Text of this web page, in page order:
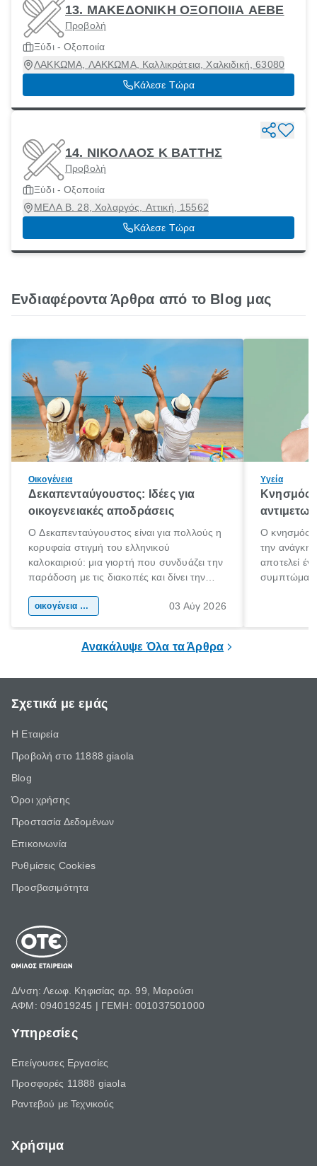
13. ΜΑΚΕΔΟΝΙΚΗ ΟΞΟΠΟΙΙΑ ΑΕΒΕ
Προβολή
Ξύδι - Οξοποιία
ΛΑΚΚΩΜΑ, ΛΑΚΚΩΜΑ, Καλλικράτεια, Χαλκιδική, 63080
Κάλεσε Τώρα
14. ΝΙΚΟΛΑΟΣ Κ ΒΑΤΤΗΣ
Προβολή
Ξύδι - Οξοποιία
ΜΕΛΑ Β. 28, Χολαργός, Αττική, 15562
Κάλεσε Τώρα
Ενδιαφέροντα Άρθρα από το Blog μας
Οικογένεια
Δεκαπενταύγουστος: Ιδέες για
οικογενειακές αποδράσεις
Ο Δεκαπενταύγουστος είναι για πολλούς η
κορυφαία στιγμή του ελληνικού
καλοκαιριού: μια γιορτή που συνδυάζει την
παράδοση με τις διακοπές και δίνει την
χώρας. Είτε πρόκειται για λίγες μέρες
οικογένεια & παιδί 03 Αύγ 2026
Υγεία
Κνησμός:
Ο κνησμός
την ανάγκη
αποτελεί
Ανακάλυψε Όλα τα Άρθρα
Σχετικά με εμάς
Η Εταιρεία
Προβολή στο 11888 giaola
Blog
Όροι χρήσης
Προστασία Δεδομένων
Επικοινωνία
Ρυθμίσεις Cookies
Προσβασιμότητα
Δ/νση: Λεωφ. Κηφισίας αρ. 99, Μαρούσι
ΑΦΜ: 094019245 | ΓΕΜΗ: 001037501000
Υπηρεσίες
Επείγουσες Εργασίες
Προσφορές 11888 giaola
Ραντεβού με Τεχνικούς
Χρήσιμα